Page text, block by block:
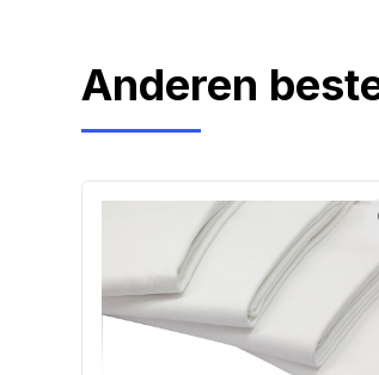
Anderen